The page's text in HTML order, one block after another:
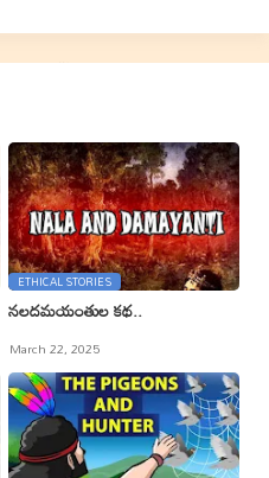
ETHICAL STORIES
నలదమయంతుల కథ..
March 22, 2025